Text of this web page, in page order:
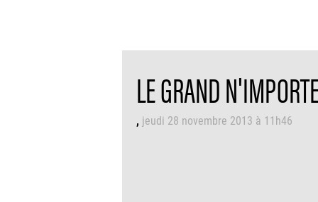
LE GRAND
jeudi 28 novembre 2013 à 11h46